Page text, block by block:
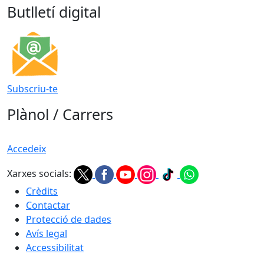
Butlletí digital
Subscriu-te
Plànol / Carrers
Accedeix
Xarxes socials:
Crèdits
Contactar
Protecció de dades
Avís legal
Accessibilitat